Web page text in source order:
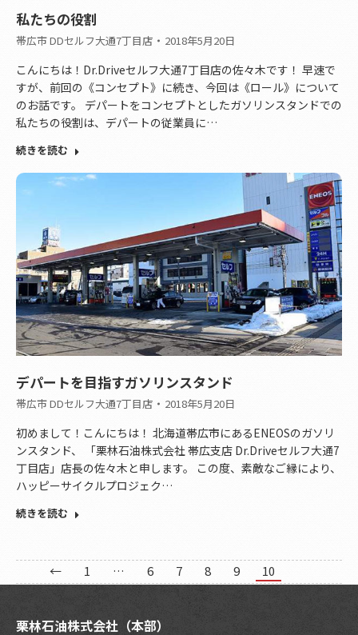
私たちの役割
帯広市 DDセルフ大通7丁目店 2018年5月20日
こんにちは！Dr.Driveセルフ大通7丁目店の佐々木です！ 早速で
すが、前回の《コンセプト》に続き、今回は《ロール》について
のお話です。 デパートをコンセプトとしたガソリンスタンドでの
私たちの役割は、デパートの従業員に…
続きを読む
デパートを目指すガソリンスタンド
帯広市 DDセルフ大通7丁目店 2018年5月20日
初めまして！こんにちは！ 北海道帯広市にあるENEOSのガソリ
ンスタンド、 「栗林石油株式会社 帯広支店 Dr.Driveセルフ大通7
丁目店」店長の佐々木と申します。 この度、素敵なご縁により、
ハッピーサイクルプロジェク…
続きを読む
← 1 … 6 7 8 9 10
栗林石油株式会社（本部）